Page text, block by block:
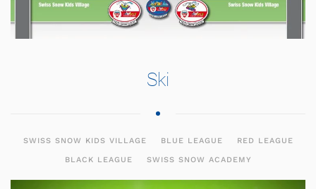
Ski
SWISS SNOW KIDS VILLAGE BLUE LEAGUE RED LEAGUE
BLACK LEAGUE SWISS SNOW ACADEMY